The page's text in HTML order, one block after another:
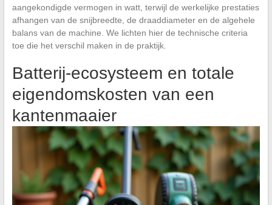
aangekondigde vermogen in watt, terwijl de werkelijke prestaties
afhangen van de snijbreedte, de draaddiameter en de algehele
balans van de machine. We lichten hier de technische criteria
toe die het verschil maken in de praktijk.
Batterij-ecosysteem en totale
eigendomskosten van een
kantenmaaier